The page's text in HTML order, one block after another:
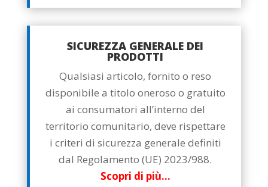
SICUREZZA GENERALE DEI
PRODOTTI
Qualsiasi articolo, fornito o reso
disponibile a titolo oneroso o gratuito
ai consumatori all’interno del
territorio comunitario, deve rispettare
i criteri di sicurezza generale definiti
dal Regolamento (UE) 2023/988.
Scopri di più…